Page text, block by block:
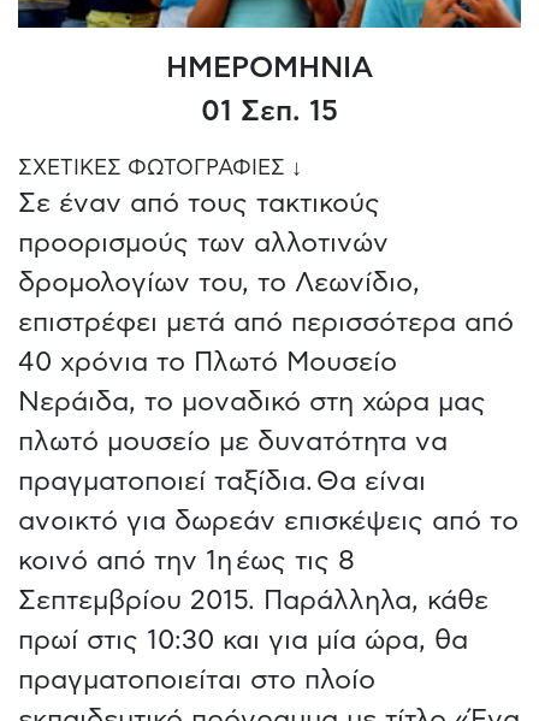
ΗΜΕΡΟΜΗΝΙΑ
01 Σεπ. 15
ΣΧΕΤΙΚΕΣ ΦΩΤΟΓΡΑΦΙΕΣ ↓
Σε έναν από τους τακτικούς
προορισμούς των αλλοτινών
δρομολογίων του, το Λεωνίδιο,
επιστρέφει μετά από περισσότερα από
40 χρόνια το Πλωτό Μουσείο
Νεράιδα, το μοναδικό στη χώρα μας
πλωτό μουσείο με δυνατότητα να
πραγματοποιεί ταξίδια. Θα είναι
ανοικτό για δωρεάν επισκέψεις από το
κοινό από την 1η έως τις 8
Σεπτεμβρίου 2015. Παράλληλα, κάθε
πρωί στις 10:30 και για μία ώρα, θα
πραγματοποιείται στο πλοίο